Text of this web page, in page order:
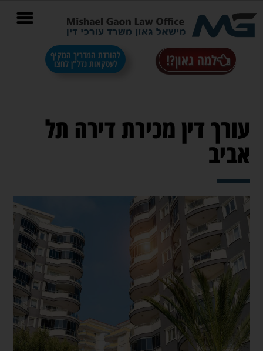
למה גאון?! להורדת המדריך המקיף
לעסקאות נדל"ן לחצו
עורך דין מכירת דירה תל
אביב